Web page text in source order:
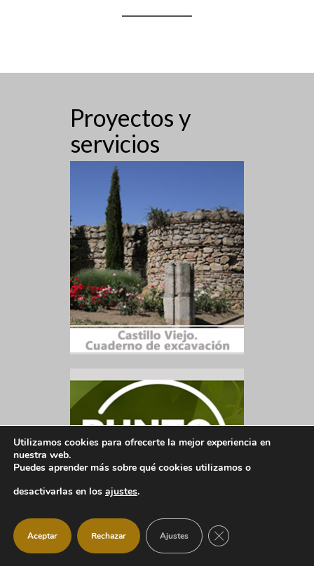
Proyectos y
servicios
Utilizamos cookies para ofrecerte la mejor experiencia en
nuestra web.
Puedes aprender más sobre qué cookies utilizamos o
desactivarlas en los ajustes.
Aceptar Rechazar Ajustes CERRAR EL